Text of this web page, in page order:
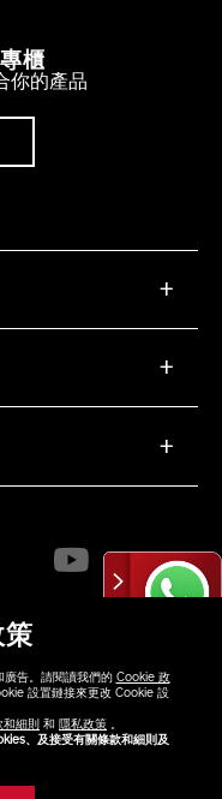
策
告。請閱讀我們的 Cookie 政
設置鏈接來更改 Cookie 設
和細則 和 隱私政策 。
、及接受有關條款和細則及
櫃
你的產品
+
+
+